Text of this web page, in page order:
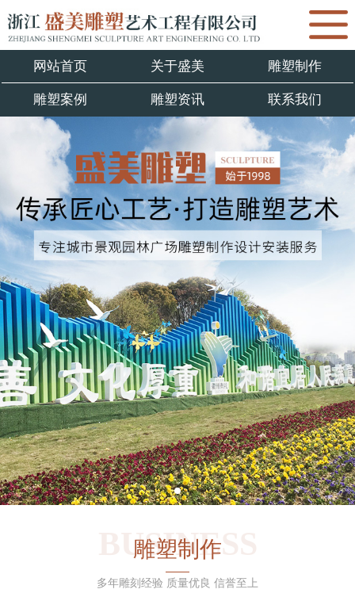
网站首页 关于盛美 雕塑制作
雕塑案例 雕塑资讯 联系我们
雕塑制作
多年雕刻经验 质量优良 信誉至上
BUSINESS